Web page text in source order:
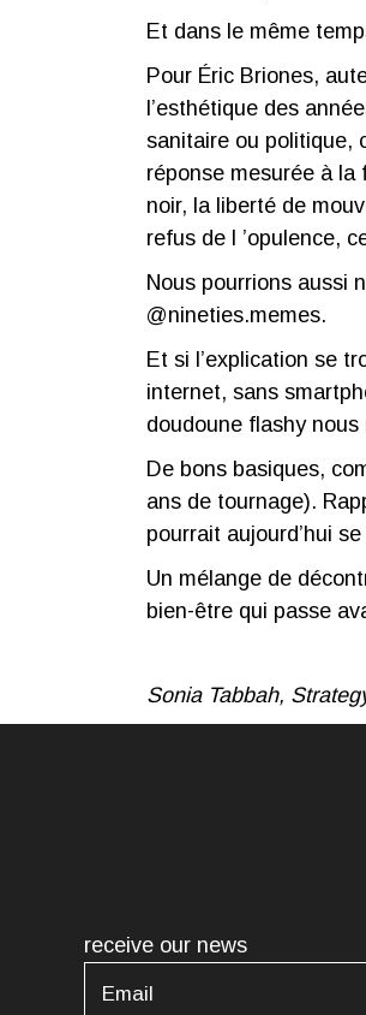
Et dans le même
Pour Éric Briones,
l’esthétique des
sanitaire ou politique,
réponse mesurée à
noir, la liberté de
refus de l ’opulence,
Nous pourrions aussi
@nineties.memes.
Et si l’explication se
internet, sans
doudoune flashy
De bons basiques,
ans de tournage).
pourrait aujourd’hui
Un mélange de
bien-être qui passe
Sonia Tabbah,
receive our news